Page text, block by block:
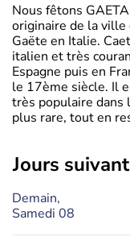
Nous fêtons
originaire de la ville
Gaëte en Italie.
italien et très
Espagne puis en
le 17ème siècle. Il
très populaire dans
plus rare, tout en
jours
Demain,
Samedi 08